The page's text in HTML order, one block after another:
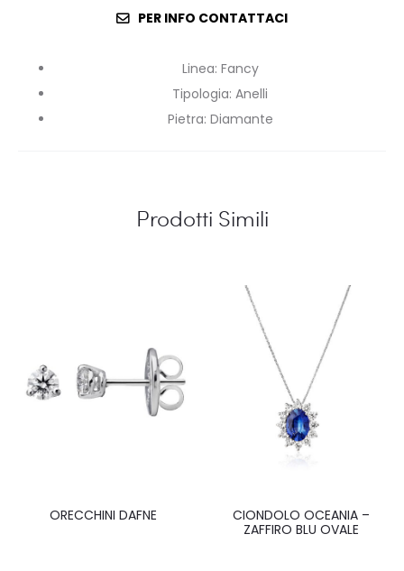
PER INFO CONTATTACI
Linea: Fancy
Tipologia: Anelli
Pietra: Diamante
Prodotti Simili
ORECCHINI DAFNE
CIONDOLO OCEANIA –
ZAFFIRO BLU OVALE